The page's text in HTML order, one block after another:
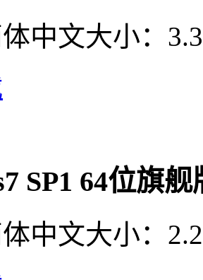
中文大小：
SP1 64位旗
中文大小：